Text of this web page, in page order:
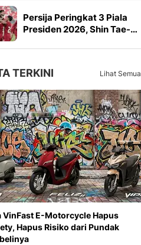
Persija Peringkat 3 Piala
Presiden 2026, Shin Tae-…
TERKINI Lihat Semua
VinFast E-Motorcycle Hapus
Hapus Risiko dari Pundak